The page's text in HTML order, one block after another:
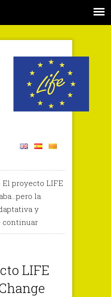
El proyecto LIFE
la
y
continuar
LIFE